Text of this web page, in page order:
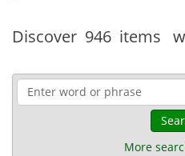
Discover 946 items
More